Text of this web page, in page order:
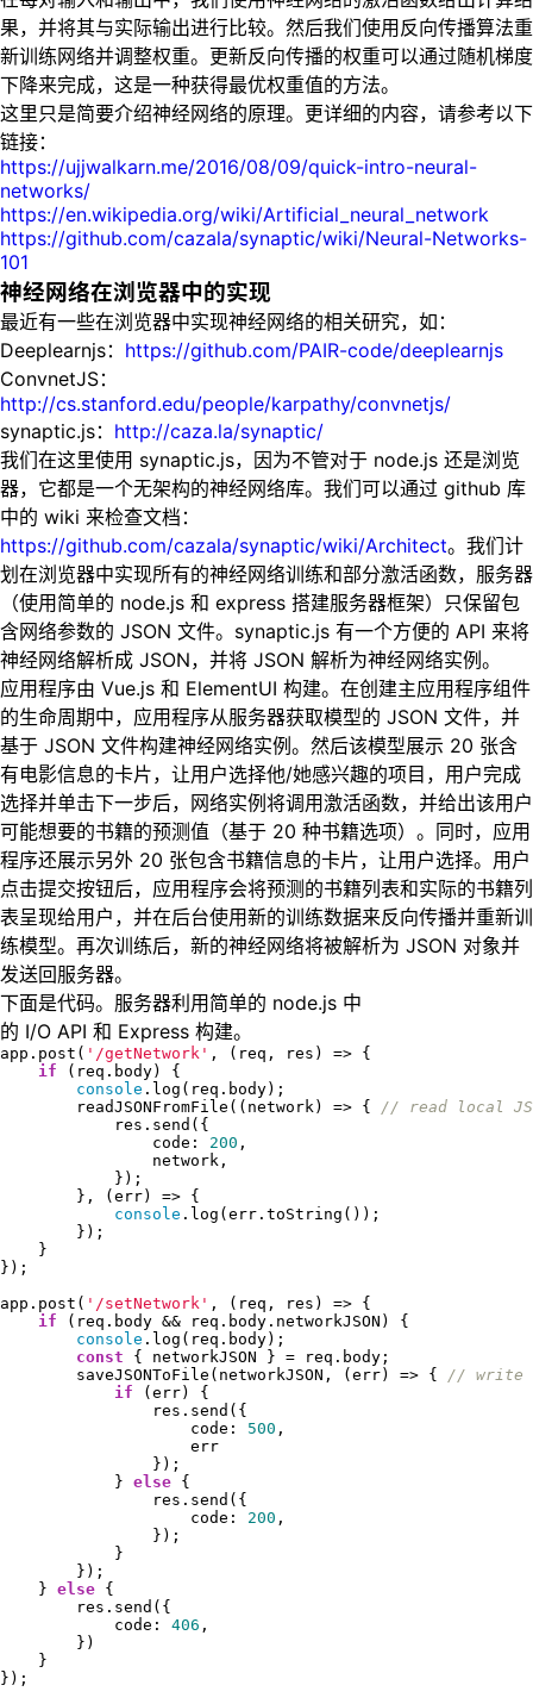
果，并将其与实际输出进行比较。然后我们使用反向传播算法重
新训练网络并调整权重。更新反向传播的权重可以通过随机梯度
下降来完成，这是一种获得最优权重值的方法。
这里只是简要介绍神经网络的原理。更详细的内容，请参考以下
链接：
https://ujjwalkarn.me/2016/08/09/quick-intro-neural-
networks/
https://en.wikipedia.org/wiki/Artificial_neural_network
https://github.com/cazala/synaptic/wiki/Neural-Networks-
101
神经网络在浏览器中的实现
最近有一些在浏览器中实现神经网络的相关研究，如：
Deeplearnjs： https://github.com/PAIR-code/deeplearnjs
ConvnetJS：
http://cs.stanford.edu/people/karpathy/convnetjs/
synaptic.js： http://caza.la/synaptic/
我们在这里使用 synaptic.js，因为不管对于 node.js 还是浏览
器，它都是一个无架构的神经网络库。我们可以通过 github 库
中的 wiki 来检查文档：
https://github.com/cazala/synaptic/wiki/Architect。我们计
划在浏览器中实现所有的神经网络训练和部分激活函数，服务器
（使用简单的 node.js 和 express 搭建服务器框架）只保留包
含网络参数的 JSON 文件。synaptic.js 有一个方便的 API 来将
神经网络解析成 JSON，并将 JSON 解析为神经网络实例。
应用程序由 Vue.js 和 ElementUI 构建。在创建主应用程序组件
的生命周期中，应用程序从服务器获取模型的 JSON 文件，并
基于 JSON 文件构建神经网络实例。然后该模型展示 20 张含
有电影信息的卡片，让用户选择他/她感兴趣的项目，用户完成
选择并单击下一步后，网络实例将调用激活函数，并给出该用户
可能想要的书籍的预测值（基于 20 种书籍选项）。同时，应用
程序还展示另外 20 张包含书籍信息的卡片，让用户选择。用户
点击提交按钮后，应用程序会将预测的书籍列表和实际的书籍列
表呈现给用户，并在后台使用新的训练数据来反向传播并重新训
练模型。再次训练后，新的神经网络将被解析为 JSON 对象并
发送回服务器。
下面是代码。服务器利用简单的 node.js 中
的 I/O API 和 Express 构建。
app.post( '/getNetwork' , (req, res) => {
if (req.body) {
console .log(req.body);
        readJSONFromFile((network) => {
// read local
            res.send({
                code:
200 ,
                network,
            });
        }, (err) => {
console .log(err.toString());
        });
    }
});
app.post( '/setNetwork' , (req, res) => {
if (req.body && req.body.networkJSON) {
console .log(req.body);
const { networkJSON } = req.body;
        saveJSONToFile(networkJSON, (err) => {
// write
if (err) {
                res.send({
                    code:
500 ,
                    err
                });
            }
else {
                res.send({
                    code:
200 ,
                });
            }
        });
    }
else {
        res.send({
            code:
406 ,
        })
    }
});